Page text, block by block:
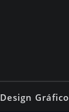
Design Gráfico